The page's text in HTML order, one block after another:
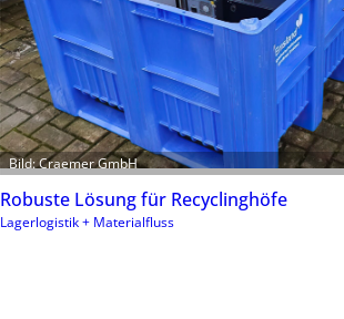
Bild: Craemer GmbH
Robuste Lösung für Recyclinghöfe
Lagerlogistik + Materialfluss